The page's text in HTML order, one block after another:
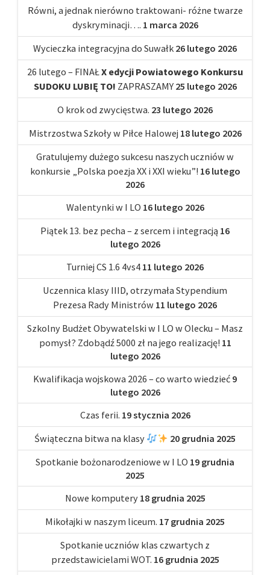
Równi, a jednak nierówno traktowani- różne twarze
dyskryminacji…. 1 marca 2026
Wycieczka integracyjna do Suwałk 26 lutego 2026
26 lutego – FINAŁX edycji Powiatowego Konkursu
SUDOKU LUBIĘ TO! ZAPRASZAMY 25 lutego 2026
O krok od zwycięstwa. 23 lutego 2026
Mistrzostwa Szkoły w Piłce Halowej 18 lutego 2026
Gratulujemy dużego sukcesu naszych uczniów w
konkursie „Polska poezja XX i XXI wieku”! 16 lutego
2026
Walentynki w I LO 16 lutego 2026
Piątek 13. bez pecha – z sercem i integracją 16
lutego 2026
Turniej CS 1.6 4vs4 11 lutego 2026
Uczennica klasy IIID, otrzymała Stypendium
Prezesa Rady Ministrów 11 lutego 2026
Szkolny Budżet Obywatelski w I LO w Olecku – Masz
pomysł? Zdobądź 5000 zł na jego realizację! 11
lutego 2026
Kwalifikacja wojskowa 2026 – co warto wiedzieć 9
lutego 2026
Czas ferii. 19 stycznia 2026
Świąteczna bitwa na klasy
20 grudnia 2025
Spotkanie bożonarodzeniowe w I LO 19 grudnia
2025
Nowe komputery 18 grudnia 2025
Mikołajki w naszym liceum. 17 grudnia 2025
Spotkanie uczniów klas czwartych z
przedstawicielami WOT. 16 grudnia 2025